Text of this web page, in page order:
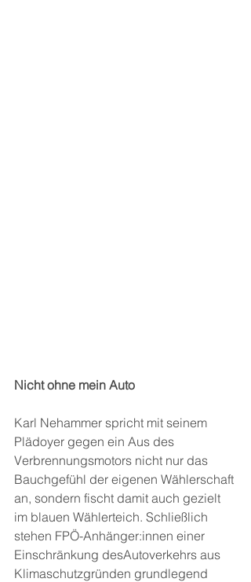
Nicht ohne mein Auto
Karl Nehammer spricht mit seinem
Plädoyer gegen ein Aus des
Verbrennungsmotors nicht nur das
Bauchgefühl der eigenen Wählerschaft
an, sondern fischt damit auch gezielt
im blauen Wählerteich. Schließlich
stehen FPÖ-Anhänger:innen einer
Einschränkung desAutoverkehrs aus
Klimaschutzgründen grundlegend